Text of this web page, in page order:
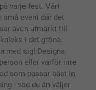
varje fest. Vårt
event där det
även utmärkt till
i det gröna.
med sig! Designa
eller varför inte
som passar bäst in
- vad du än väljer